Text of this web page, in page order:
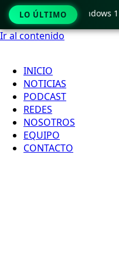
Ir al contenido
INICIO
NOTICIAS
PODCAST
REDES
NOSOTROS
EQUIPO
CONTACTO
LO ÚLTIMO
Crack only Windows 11